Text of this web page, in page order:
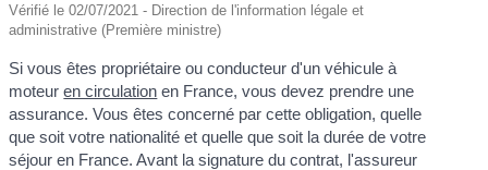
Vérifié le 02/07/2021 - Direction de l'information légale et
administrative (Première ministre)
Si vous êtes propriétaire ou conducteur d'un véhicule à
moteuren circulation en France, vous devez prendre une
assurance. Vous êtes concerné par cette obligation, quelle
que soit votre nationalité et quelle que soit la durée de votre
séjour en France. Avant la signature du contrat, l'assureur